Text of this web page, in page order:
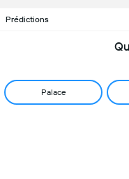
Prédictions
Palace